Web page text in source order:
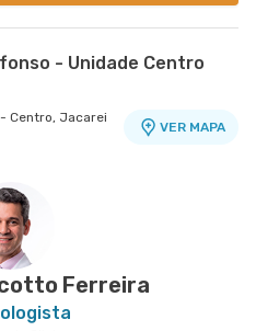
- Unidade Centro
Centro, Jacarei
VER MAPA
Ferreira